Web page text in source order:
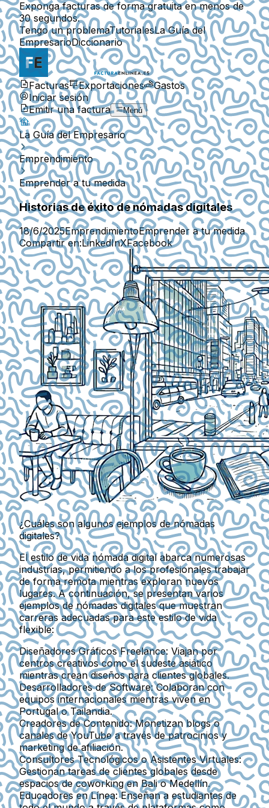
Exponga facturas de forma gratuita en menos de
30 segundos.
Tengo un problemaTutorialesLa Guía del
EmpresarioDiccionario
Facturas Exportaciones
Gastos
Iniciar sesión
Emitir una factura
Menú
La Guía del Empresario
Emprendimiento
Emprender a tu medida
Historias de éxito de nómadas digitales
18/6/2025EmprendimientoEmprender a tu medida
Compartir en:LinkedInXFacebook
¿Cuáles son algunos ejemplos de nómadas
digitales?
El estilo de vida nómada digital abarca numerosas
industrias, permitiendo a los profesionales trabajar
de forma remota mientras exploran nuevos
lugares. A continuación, se presentan varios
ejemplos de nómadas digitales que muestran
carreras adecuadas para este estilo de vida
flexible:
Diseñadores Gráficos Freelance: Viajan por
centros creativos como el sudeste asiático
mientras crean diseños para clientes globales.
Desarrolladores de Software: Colaboran con
equipos internacionales mientras viven en
Portugal o Tailandia.
Creadores de Contenido: Monetizan blogs o
canales de YouTube a través de patrocinios y
marketing de afiliación.
Consultores Tecnológicos o Asistentes Virtuales:
Gestionan tareas de clientes globales desde
espacios de coworking en Bali o Medellín.
Educadores en Línea: Enseñan a estudiantes de